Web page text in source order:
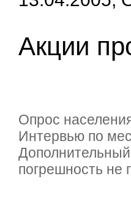
Акции
Опрос
Интервью по
погрешность не